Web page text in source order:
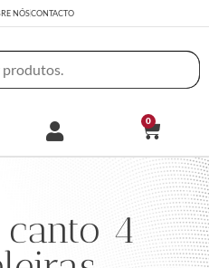
NÓSCONTACTO
0
canto 4